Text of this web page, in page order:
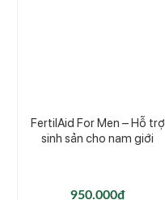
FertilAid For Men – Hỗ trợ
sinh sản cho nam giới
950.000₫